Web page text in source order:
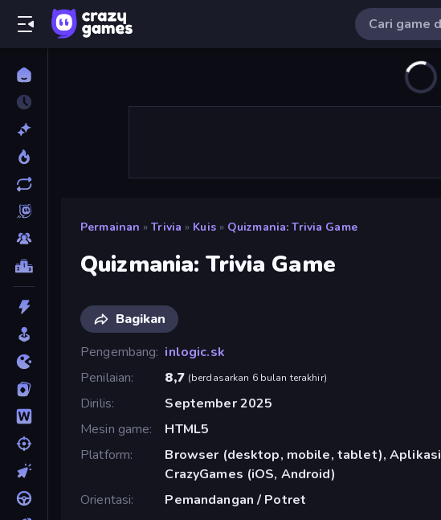
Permainan » Trivia » Kuis » Quizmania: Trivia Game
Quizmania: Trivia Game
Bagikan
Pengembang inlogic.sk
Penilaian
8,7 (berdasarkan 6 bulan terakhir)
Dirilis
September 2025
Mesin game
HTML5
Platform
Browser (desktop, mobile, tablet), Aplikasi
CrazyGames (iOS, Android)
Orientasi
Pemandangan / Potret